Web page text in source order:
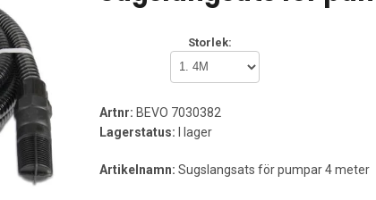
Storlek:
Artnr: BEVO 7030382
Lagerstatus: I lager
Artikelnamn: Sugslangsats för pumpar 4 meter